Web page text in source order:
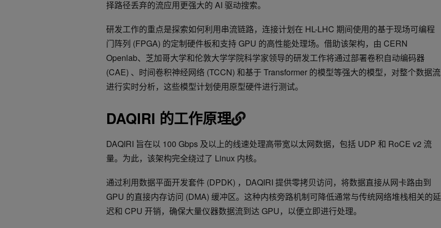
择路径丢弃的流应用更强大的 AI 驱动搜索。
研发工作的重点是探索如何利用串流链路，连接计划在 HL-LHC 期间使用的基于现场可编程
门阵列 (FPGA) 的定制硬件板和支持 GPU 的高性能处理场。借助该架构，由 CERN
Openlab、芝加哥大学和伦敦大学学院科学家领导的研发工作将通过部署卷积自动编码器
(CAE) 、时间卷积神经网络 (TCCN) 和基于 Transformer 的模型等强大的模型，对整个数据流
进行实时分析，这些模型计划使用原型硬件进行测试。
DAQIRI 的工作原理
DAQIRI 旨在以 100 Gbps 及以上的线速处理高带宽以太网数据，包括 UDP 和 RoCE v2 流
量。为此，该架构完全绕过了 Linux 内核。
通过利用数据平面开发套件 (DPDK) ，DAQIRI 提供零拷贝访问，将数据直接从网卡路由到
GPU 的直接内存访问 (DMA) 缓冲区。这种内核旁路机制可降低通常与传统网络堆栈相关的延
迟和 CPU 开销，确保大量仪器数据流到达 GPU，以便立即进行处理。